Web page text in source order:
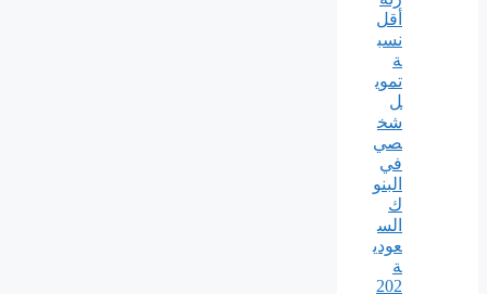
أقل
نسب
ة
تموي
ل
شخ
صي
في
البنو
ك
الس
عودي
ة
202